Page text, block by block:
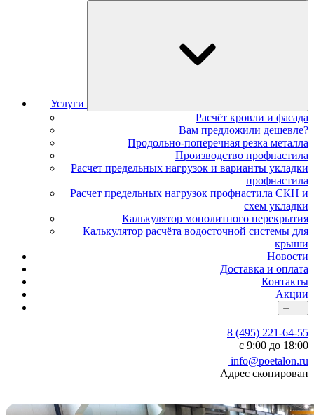
Услуги
Расчёт кровли и фасада
Вам предложили дешевле?
Продольно-поперечная резка металла
Производство профнастила
Расчет предельных нагрузок и варианты укладки
профнастила
Расчет предельных нагрузок профнастила СКН и
схем укладки
Калькулятор монолитного перекрытия
Калькулятор расчёта водосточной системы для
крыши
Новости
Доставка и оплата
Контакты
Акции
8 (495) 221-64-55
с 9:00 до 18:00
info@poetalon.ru
Адрес скопирован